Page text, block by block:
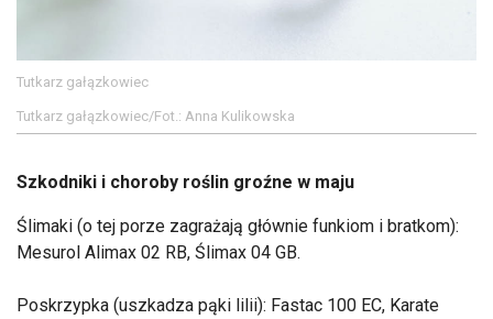
Tutkarz gałązkowiec
Tutkarz gałązkowiec/Fot.: Anna Kulikowska
Szkodniki i choroby roślin groźne w maju
Ślimaki (o tej porze zagrażają głównie funkiom i bratkom):
Mesurol Alimax 02 RB, Ślimax 04 GB.
Poskrzypka (uszkadza pąki lilii): Fastac 100 EC, Karate